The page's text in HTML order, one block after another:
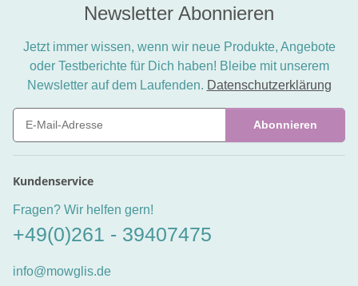
Newsletter Abonnieren
Jetzt immer wissen, wenn wir neue Produkte, Angebote
oder Testberichte für Dich haben! Bleibe mit unserem
Newsletter auf dem Laufenden. Datenschutzerklärung
Abonnieren
Kundenservice
Fragen? Wir helfen gern!
+49(0)261 - 39407475
info@mowglis.de